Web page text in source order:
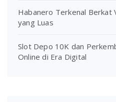
Habanero Terkenal Berkat
yang Luas
Slot Depo 10K dan
Online di Era Digital